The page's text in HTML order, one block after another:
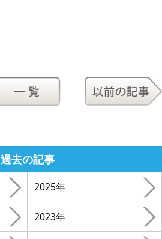
過去の記事
2025年
2023年